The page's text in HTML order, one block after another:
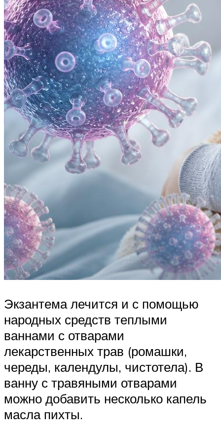
Экзантема лечится и с помощью
народных средств теплыми
ваннами с отварами
лекарственных трав (ромашки,
череды, календулы, чистотела). В
ванну с травяными отварами
можно добавить несколько капель
масла пихты.